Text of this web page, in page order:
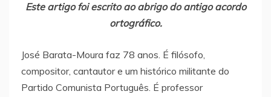
Este artigo foi escrito ao abrigo do antigo acordo
ortográfico.
José Barata-Moura faz 78 anos. É filósofo,
compositor, cantautor e um histórico militante do
Partido Comunista Português. É professor